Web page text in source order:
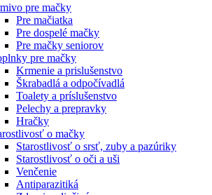
pre mačky
Pre mačiatka
Pre dospelé mačky
Pre mačky seniorov
pre mačky
Krmenie a prislušenstvo
Škrabadlá a odpočívadlá
Toalety а príslušenstvo
Pelechy a prepravky
Hračky
o mačky
Starostlivosť o srsť, zuby a pazúriky
Starostlivosť o oči a uši
Venčenie
Antiparazitiká